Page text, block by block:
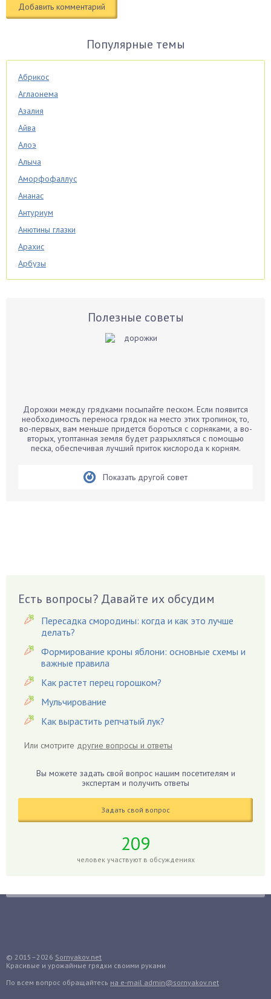
Популярные темы
Абрикос
Аглаонема
Азалия
Айва
Алоэ
Алыча
Аморфофаллус
Ананас
Антуриум
Анютины глазки
Арахис
Арбузы
Аспарагус
Бархатцы
Бегония
Белые грибы
Виноград
Вишня
Вредители
Гардения
Гацания
Гвоздики
Георгины
Герань
Гиппеаструм
Годжи
Грядки
Полезные советы
Дорожки между грядками посыпайте песком. Если появится
необходимость переноса грядок на место этих тропинок, то,
во-первых, вам меньше придется бороться с сорняками, а во-
вторых, утоптанная земля будет разрыхляться с помощью
песка, обеспечивая лучший приток кислорода к корням.
Показать другой совет
Есть вопросы? Давайте их обсудим
Пересадка смородины: когда и как это лучше
делать?
Формирование кроны яблони: основные схемы и
важные правила
Как растет перец горошком?
Мульчирование
Как вырастить репчатый лук?
Или смотрите другие вопросы и ответы
Вы можете задать свой вопрос нашим посетителям и
экспертам и получить ответы
Задать свой вопрос
209
человек участвуют в обсуждениях
© 2015–2026 Sornyakov.net
Красивые и урожайные грядки своими руками
По всем вопрос обращайтесь на e-mail admin@sornyakov.net